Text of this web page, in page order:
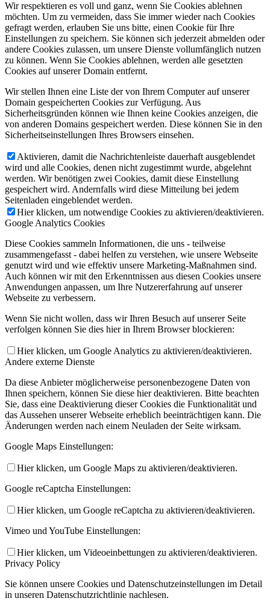
Wir respektieren es voll und ganz, wenn Sie Cookies ablehnen
möchten. Um zu vermeiden, dass Sie immer wieder nach Cookies
gefragt werden, erlauben Sie uns bitte, einen Cookie für Ihre
Einstellungen zu speichern. Sie können sich jederzeit abmelden oder
andere Cookies zulassen, um unsere Dienste vollumfänglich nutzen
zu können. Wenn Sie Cookies ablehnen, werden alle gesetzten
Cookies auf unserer Domain entfernt.
Wir stellen Ihnen eine Liste der von Ihrem Computer auf unserer
Domain gespeicherten Cookies zur Verfügung. Aus
Sicherheitsgründen können wie Ihnen keine Cookies anzeigen, die
von anderen Domains gespeichert werden. Diese können Sie in den
Sicherheitseinstellungen Ihres Browsers einsehen.
Aktivieren, damit die Nachrichtenleiste dauerhaft ausgeblendet
wird und alle Cookies, denen nicht zugestimmt wurde, abgelehnt
werden. Wir benötigen zwei Cookies, damit diese Einstellung
gespeichert wird. Andernfalls wird diese Mitteilung bei jedem
Seitenladen eingeblendet werden.
Hier klicken, um notwendige Cookies zu aktivieren/deaktivieren.
Google Analytics Cookies
Diese Cookies sammeln Informationen, die uns - teilweise
zusammengefasst - dabei helfen zu verstehen, wie unsere Webseite
genutzt wird und wie effektiv unsere Marketing-Maßnahmen sind.
Auch können wir mit den Erkenntnissen aus diesen Cookies unsere
Anwendungen anpassen, um Ihre Nutzererfahrung auf unserer
Webseite zu verbessern.
Wenn Sie nicht wollen, dass wir Ihren Besuch auf unserer Seite
verfolgen können Sie dies hier in Ihrem Browser blockieren:
Hier klicken, um Google Analytics zu aktivieren/deaktivieren.
Andere externe Dienste
Da diese Anbieter möglicherweise personenbezogene Daten von
Ihnen speichern, können Sie diese hier deaktivieren. Bitte beachten
Sie, dass eine Deaktivierung dieser Cookies die Funktionalität und
das Aussehen unserer Webseite erheblich beeinträchtigen kann. Die
Änderungen werden nach einem Neuladen der Seite wirksam.
Google Maps Einstellungen:
Hier klicken, um Google Maps zu aktivieren/deaktivieren.
Google reCaptcha Einstellungen:
Hier klicken, um Google reCaptcha zu aktivieren/deaktivieren.
Vimeo und YouTube Einstellungen:
Hier klicken, um Videoeinbettungen zu aktivieren/deaktivieren.
Privacy Policy
Sie können unsere Cookies und Datenschutzeinstellungen im Detail
in unseren Datenschutzrichtlinie nachlesen.